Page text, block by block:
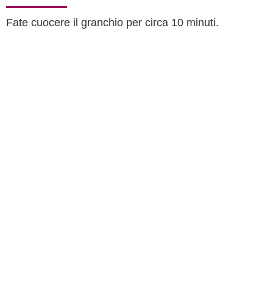
Fate cuocere il granchio per circa 10 minuti.